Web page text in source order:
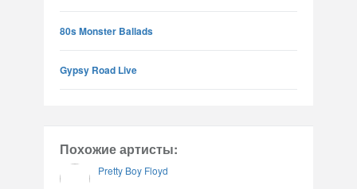
80s Monster Ballads
Gypsy Road Live
Похожие артисты:
Pretty Boy Floyd